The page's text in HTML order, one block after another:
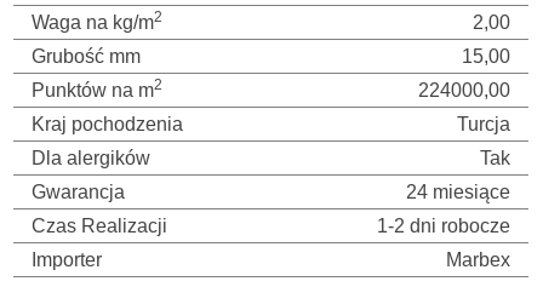
Waga na kg/m2
2,00
Grubość mm
15,00
Punktów na m2
224000,00
Kraj pochodzenia
Turcja
Dla alergików
Tak
Gwarancja
24 miesiące
Czas Realizacji
1-2 dni robocze
Importer
Marbex